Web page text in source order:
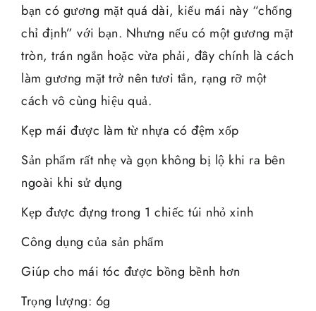
bạn có gương mặt quá dài, kiểu mái này “chống
chỉ định” với bạn. Nhưng nếu có một gương mặt
tròn, trán ngắn hoặc vừa phải, đây chính là cách
làm gương mặt trở nên tươi tắn, rạng rỡ một
cách vô cùng hiệu quả.
Kẹp mái được làm từ nhựa có đệm xốp
Sản phẩm rất nhẹ và gọn không bị lộ khi ra bên
ngoài khi sử dụng
Kẹp được đựng trong 1 chiếc túi nhỏ xinh
Công dụng của sản phẩm
Giúp cho mái tóc được bồng bềnh hơn
Trọng lượng: 6g